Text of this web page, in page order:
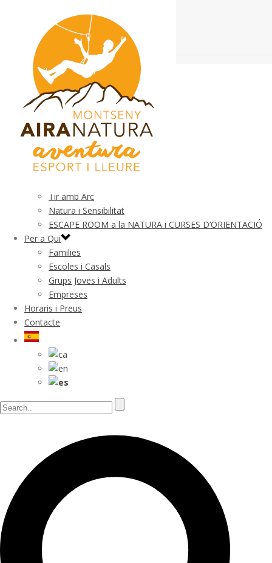
El Parc
Què és
Normativa
Seguretat
Esdeveniments Esportius
Mapa
Activitats
Parc d’Aventura
Tir amb Arc
Natura i Sensibilitat
ESCAPE ROOM a la NATURA i CURSES D’ORIENTACIÓ
Per a Qui
Families
Escoles i Casals
Grups Joves i Adults
Empreses
Horaris i Preus
Contacte